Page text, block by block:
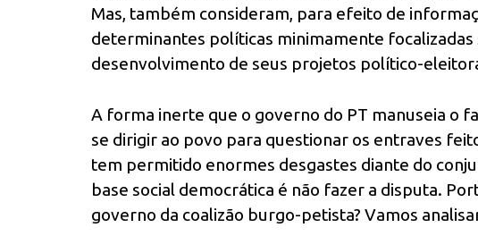
Mas, também consideram, para efeito de
determinantes políticas minimamente
desenvolvimento de seus projetos político-
A forma inerte que o governo do PT manuseia o
se dirigir ao povo para questionar os entraves
tem permitido enormes desgastes diante do
base social democrática é não fazer a disputa.
governo da coalizão burgo-petista? Vamos